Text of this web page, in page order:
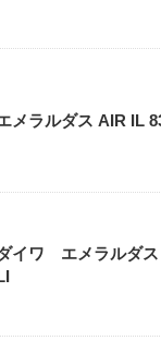
メラルダス AIR IL
イワ エメラルダス